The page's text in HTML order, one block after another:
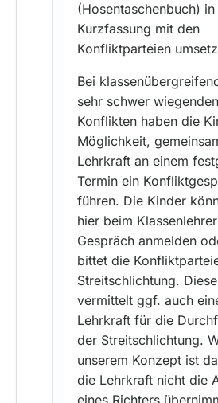
(Hosentaschenbuch) in
Kurzfassung mit den
Konfliktparteien
Bei
sehr schwer wiegenden
Konflikten haben die
Möglichkeit,
Lehrkraft an einem
Termin ein
führen. Die Kinder
hier beim
Gespräch anmelden
bittet die
Streitschlichtung.
vermittelt ggf. auch
Lehrkraft für die
der Streitschlichtung.
unserem Konzept ist
die Lehrkraft nicht die